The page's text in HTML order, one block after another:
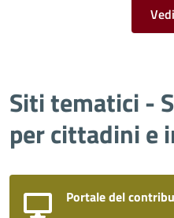
Siti tematici -
per cittadini e
Portale del